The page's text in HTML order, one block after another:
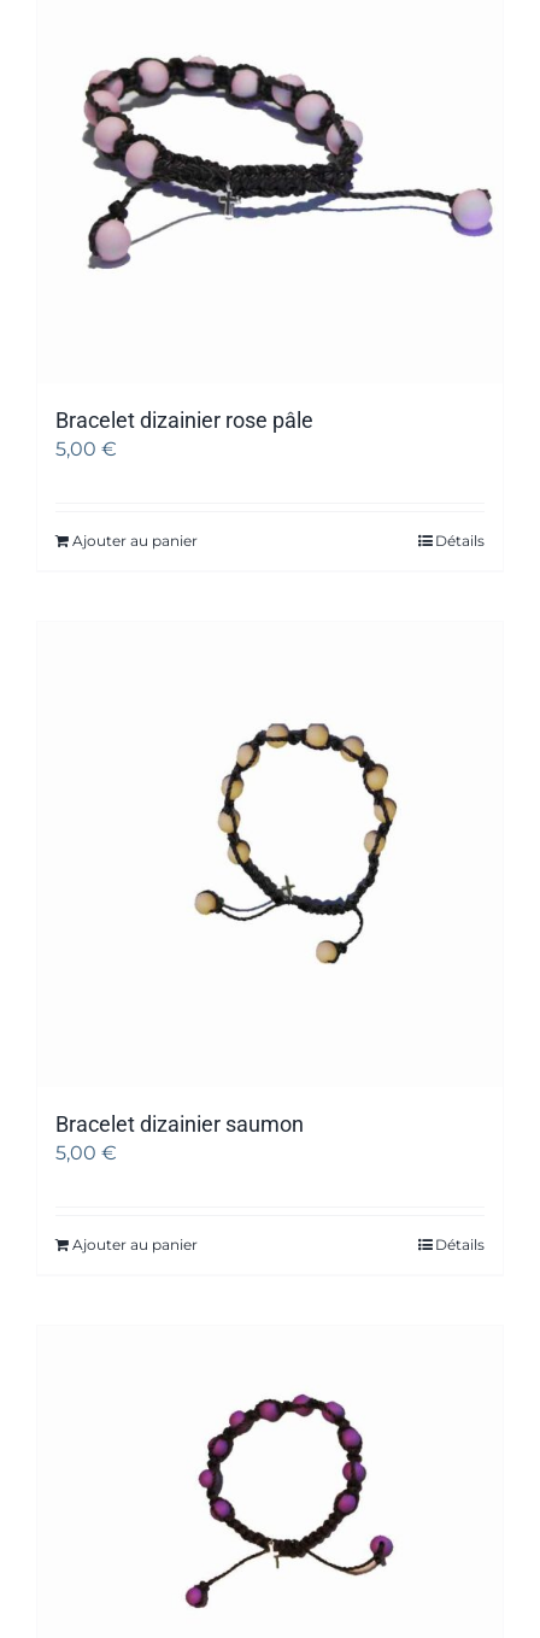
Bracelet dizainier rose pâle
5,00 €
Ajouter au panier Détails
Bracelet dizainier saumon
5,00 €
Ajouter au panier Détails